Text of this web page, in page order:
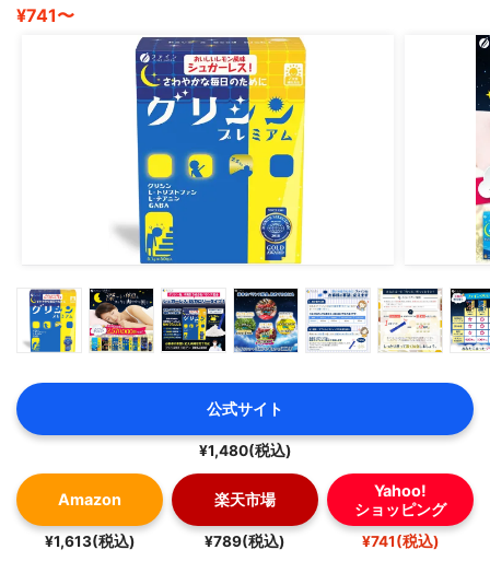
¥741〜
公式サイト
¥1,480(税込)
Amazon
¥1,613(税込)
楽天市場
¥789(税込)
Yahoo!
ショッピング
¥741(税込)